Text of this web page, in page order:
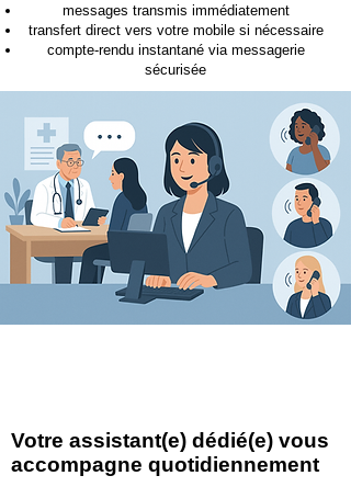
messages transmis immédiatement
transfert direct vers votre mobile si nécessaire
compte-rendu instantané via messagerie
sécurisée
Votre assistant(e) dédié(e) vous
accompagne quotidiennement